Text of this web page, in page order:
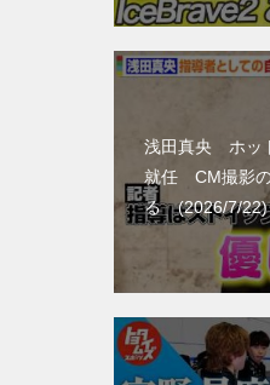
浅田真央 ホッ
就任 CM撮影
る (2026/7/22)